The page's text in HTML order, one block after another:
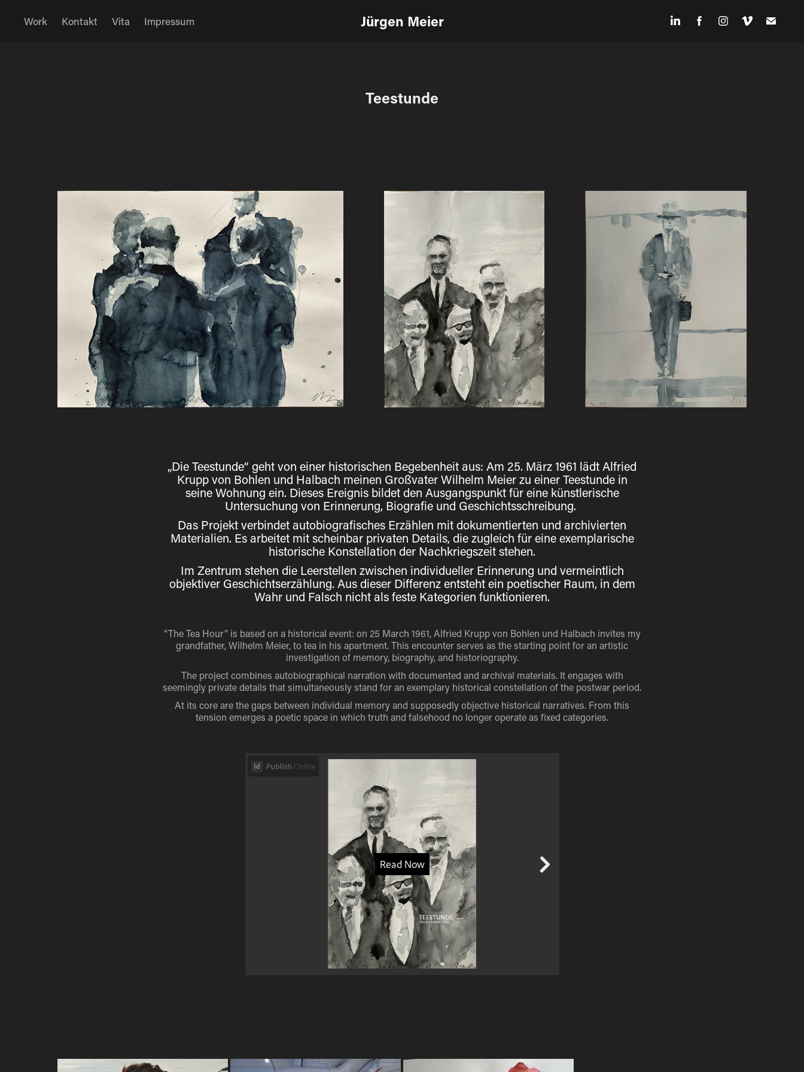
Work Kontakt Vita Impressum Jürgen Meier
Teestunde
„Die Teestunde“ geht von einer historischen Begebenheit aus: Am 25. März 1961 lädt Alfried
Krupp von Bohlen und Halbach meinen Großvater Wilhelm Meier zu einer Teestunde in
seine Wohnung ein. Dieses Ereignis bildet den Ausgangspunkt für eine künstlerische
Untersuchung von Erinnerung, Biografie und Geschichtsschreibung.
Das Projekt verbindet autobiografisches Erzählen mit dokumentierten und archivierten
Materialien. Es arbeitet mit scheinbar privaten Details, die zugleich für eine exemplarische
historische Konstellation der Nachkriegszeit stehen.
Im Zentrum stehen die Leerstellen zwischen individueller Erinnerung und vermeintlich
objektiver Geschichtserzählung. Aus dieser Differenz entsteht ein poetischer Raum, in dem
Wahr und Falsch nicht als feste Kategorien funktionieren.
“The Tea Hour” is based on a historical event: on 25 March 1961, Alfried Krupp von Bohlen und Halbach invites my
grandfather, Wilhelm Meier, to tea in his apartment. This encounter serves as the starting point for an artistic
investigation of memory, biography, and historiography.
The project combines autobiographical narration with documented and archival materials. It engages with
seemingly private details that simultaneously stand for an exemplary historical constellation of the postwar period.
At its core are the gaps between individual memory and supposedly objective historical narratives. From this
tension emerges a poetic space in which truth and falsehood no longer operate as fixed categories.